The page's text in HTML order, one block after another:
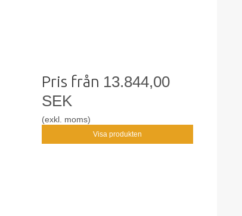
Pris från 13.844,00
SEK
(exkl. moms)
Visa produkten